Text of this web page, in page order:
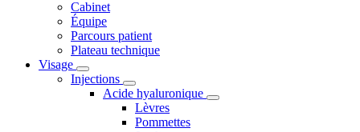
Cabinet
Équipe
Parcours patient
Plateau technique
Visage
Injections
Acide hyaluronique
Lèvres
Pommettes